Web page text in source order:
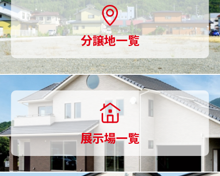
意、
土
地
探
し
ら
家
づ
分譲地一覧
展示場一覧